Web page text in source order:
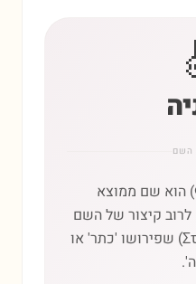
השם
השם פאניה (Фаня) הוא שם ממוצא
לרוב קיצור של השם
היווני סטפניה (Στεφανία) שפירושו 'כתר' או